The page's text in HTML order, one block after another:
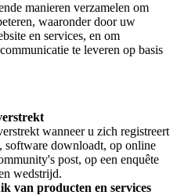
manieren verzamelen om
waaronder door uw
en services, en om
te leveren op basis
wanneer u zich registreert
software downloadt, op online
post, op een enquête
wedstrijd.
van producten en services